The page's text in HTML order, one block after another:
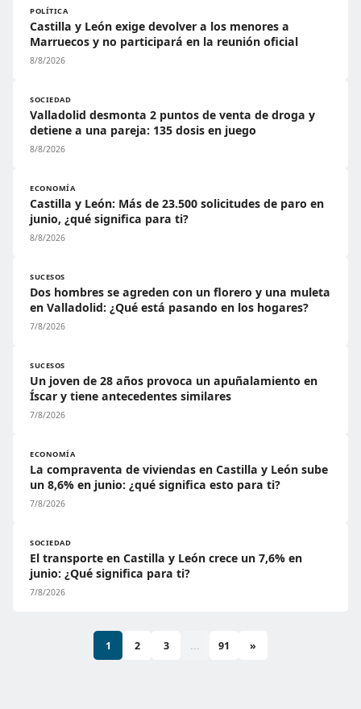
POLÍTICA
Castilla y León exige devolver a los menores a
Marruecos y no participará en la reunión oficial
8/8/2026
SOCIEDAD
Valladolid desmonta 2 puntos de venta de droga y
detiene a una pareja: 135 dosis en juego
8/8/2026
ECONOMÍA
Castilla y León: Más de 23.500 solicitudes de paro en
junio, ¿qué significa para ti?
8/8/2026
SUCESOS
Dos hombres se agreden con un florero y una muleta
en Valladolid: ¿Qué está pasando en los hogares?
7/8/2026
SUCESOS
Un joven de 28 años provoca un apuñalamiento en
Íscar y tiene antecedentes similares
7/8/2026
ECONOMÍA
La compraventa de viviendas en Castilla y León sube
un 8,6% en junio: ¿qué significa esto para ti?
7/8/2026
SOCIEDAD
El transporte en Castilla y León crece un 7,6% en
junio: ¿Qué significa para ti?
7/8/2026
1 2 3 ... 91 »